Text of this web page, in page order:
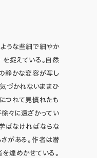
うな些細で細やか
捉えている。自然
静かな変容が写し
づかれないままひ
つれて見慣れたも
々に遠ざかってい
ばなければならな
がある。作者は潜
煌めかせている。